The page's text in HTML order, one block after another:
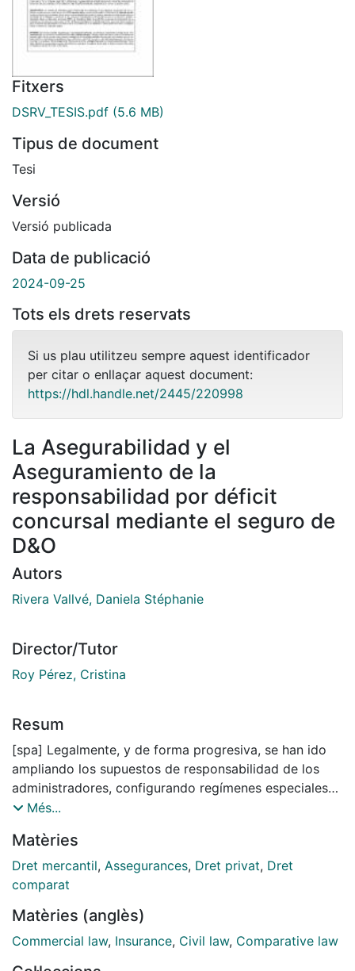
Fitxers
DSRV_TESIS.pdf (5.6 MB)
Tipus de document
Tesi
Versió
Versió publicada
Data de publicació
2024-09-25
Tots els drets reservats
Si us plau utilitzeu sempre aquest identificador
per citar o enllaçar aquest document:
https://hdl.handle.net/2445/220998
La Asegurabilidad y el
Aseguramiento de la
responsabilidad por déficit
concursal mediante el seguro de
D&O
Autors
Rivera Vallvé, Daniela Stéphanie
Director/Tutor
Roy Pérez, Cristina
Resum
[spa] Legalmente, y de forma progresiva, se han ido
ampliando los supuestos de responsabilidad de los
administradores, configurando regímenes especiales
tan relevantes como el de la responsabilidad por
cuando así lo hayan solicitado la administración
concursal o los acreedores legitimados, puede
condenar a los administradores, liquidadores o
responder por el perjuicio causado a los acreedores
de esta última, siempre y cuando el concurso haya
Més...
Matèries
Dret mercantil, Assegurances, Dret privat, Dret
comparat
Matèries (anglès)
Commercial law, Insurance, Civil law, Comparative law